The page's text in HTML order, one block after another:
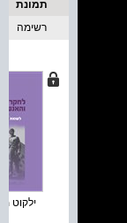
תמונת
כריכה
רשימה
ילקוט